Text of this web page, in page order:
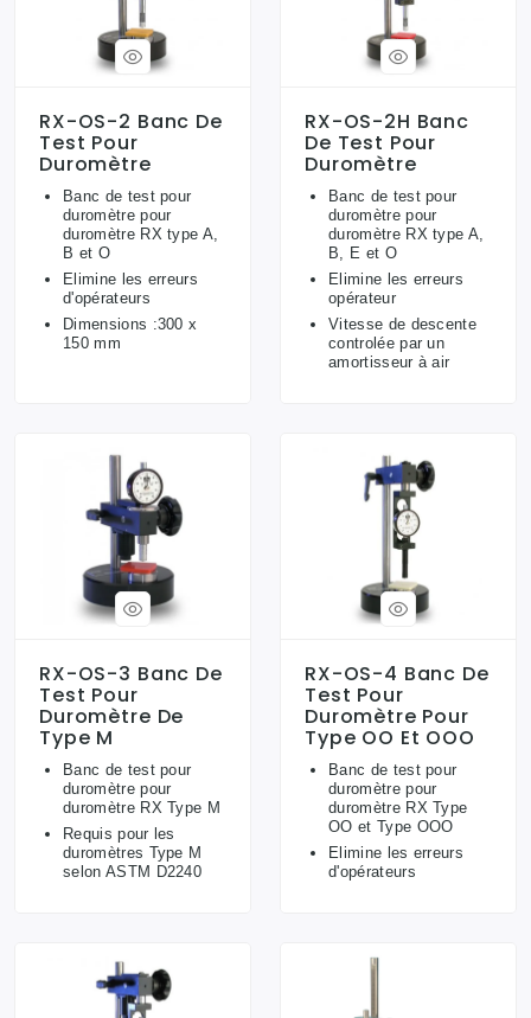
RX-OS-2 Banc De
Test Pour
Duromètre
Banc de test pour
duromètre pour
duromètre RX type A,
B et O
Elimine les erreurs
d'opérateurs
Dimensions :300 x
150 mm
RX-OS-2H Banc
De Test Pour
Duromètre
Banc de test pour
duromètre pour
duromètre RX type A,
B, E et O
Elimine les erreurs
opérateur
Vitesse de descente
controlée par un
amortisseur à air
RX-OS-3 Banc De
Test Pour
Duromètre De
Type M
Banc de test pour
duromètre pour
duromètre RX Type M
Requis pour les
duromètres Type M
selon ASTM D2240
RX-OS-4 Banc De
Test Pour
Duromètre Pour
Type OO Et OOO
Banc de test pour
duromètre pour
duromètre RX Type
OO et Type OOO
Elimine les erreurs
d'opérateurs